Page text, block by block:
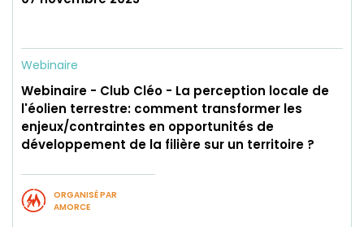
Webinaire
Webinaire - Club Cléo - La perception locale de
l'éolien terrestre: comment transformer les
enjeux/contraintes en opportunités de
développement de la filière sur un territoire ?
ORGANISÉ PAR
AMORCE